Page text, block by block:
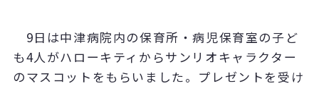
9日は中津病院内の保育所・病児保育室の子ど
も4人がハローキティからサンリオキャラクター
のマスコットをもらいました。プレゼントを受け